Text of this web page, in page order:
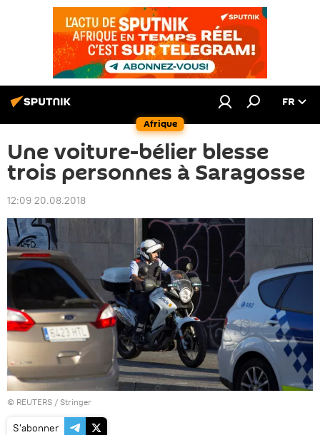
Afrique
FR
Une voiture-bélier blesse
trois personnes à Saragosse
12:09 20.08.2018
© REUTERS / Stringer
S'abonner